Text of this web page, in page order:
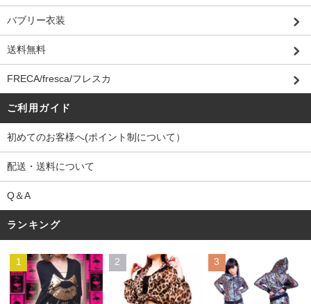
バブリー衣装
送料無料
FRECA/fresca/フレスカ
ご利用ガイド
初めてのお客様へ(ポイント制について）
配送・送料について
Q＆A
ランキング
1 2 3